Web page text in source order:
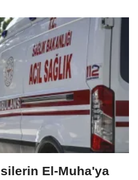
El-Muha'ya